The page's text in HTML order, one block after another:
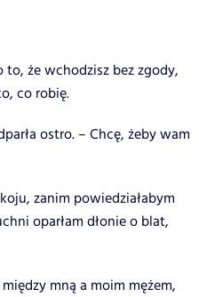
to, że wchodzisz bez zgody,
co robię.
ostro. – Chcę, żeby wam
zanim powiedziałabym
oparłam dłonie o blat,
mną a moim mężem,